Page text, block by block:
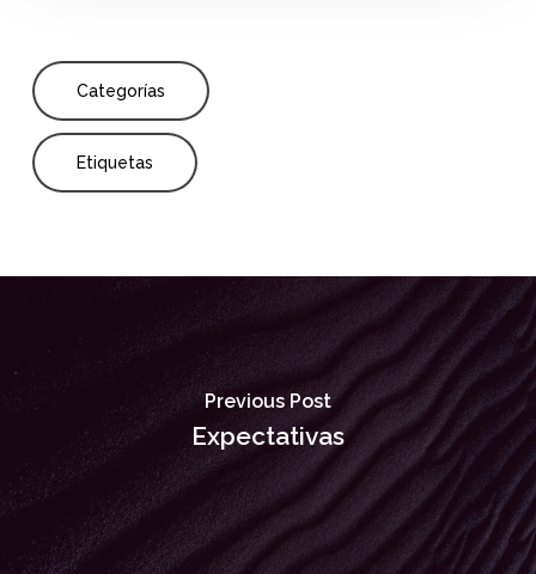
Categorías
Etiquetas
Previous Post
Expectativas